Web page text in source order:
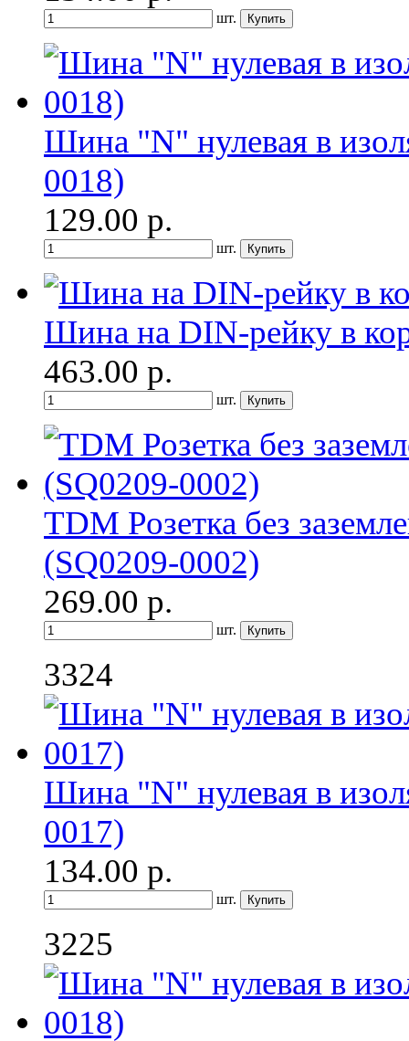
шт.
Шина "N" нулевая в
0018)
129.00 р.
шт.
Шина на DIN-рейку в
463.00 р.
шт.
TDM Розетка без
(SQ0209-0002)
269.00 р.
шт.
3324
Шина "N" нулевая в
0017)
134.00 р.
шт.
3225